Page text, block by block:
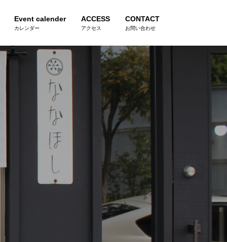
Event calender
カレンダー
ACCESS
アクセス
CONTACT
お問い合わせ